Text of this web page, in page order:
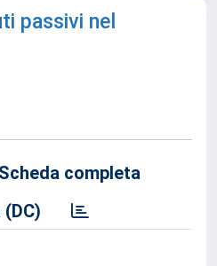
passivi nel
Scheda completa